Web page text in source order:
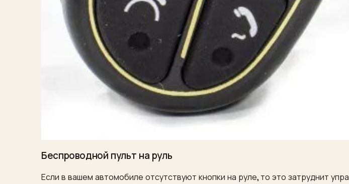
Беспроводной пульт на руль
Если в вашем автомобиле отсутствуют кнопки на руле, то это затруднит